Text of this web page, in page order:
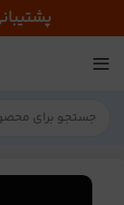
پشتیبانی : 02166102619 -